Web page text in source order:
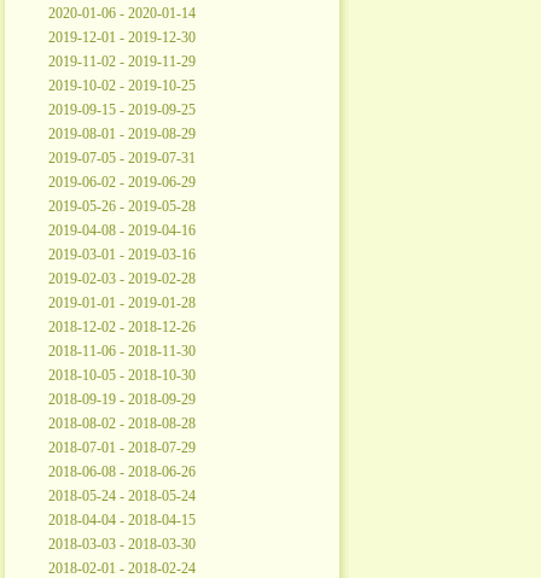
2020-01-06 - 2020-01-14
2019-12-01 - 2019-12-30
2019-11-02 - 2019-11-29
2019-10-02 - 2019-10-25
2019-09-15 - 2019-09-25
2019-08-01 - 2019-08-29
2019-07-05 - 2019-07-31
2019-06-02 - 2019-06-29
2019-05-26 - 2019-05-28
2019-04-08 - 2019-04-16
2019-03-01 - 2019-03-16
2019-02-03 - 2019-02-28
2019-01-01 - 2019-01-28
2018-12-02 - 2018-12-26
2018-11-06 - 2018-11-30
2018-10-05 - 2018-10-30
2018-09-19 - 2018-09-29
2018-08-02 - 2018-08-28
2018-07-01 - 2018-07-29
2018-06-08 - 2018-06-26
2018-05-24 - 2018-05-24
2018-04-04 - 2018-04-15
2018-03-03 - 2018-03-30
2018-02-01 - 2018-02-24